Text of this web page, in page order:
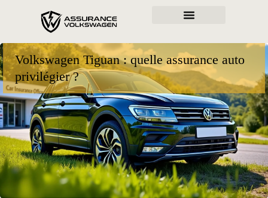
Volkswagen Tiguan : quelle assurance auto
privilégier ?